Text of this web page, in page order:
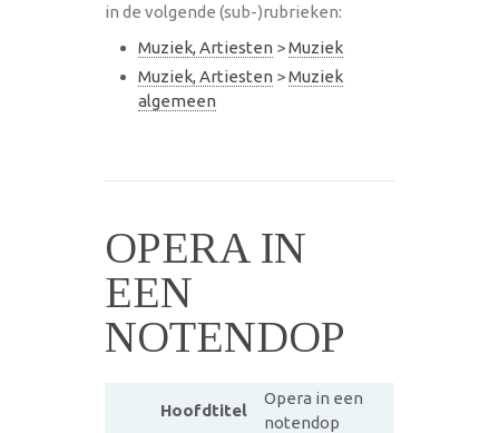
in de volgende (sub-)rubrieken:
Muziek, Artiesten >Muziek
Muziek, Artiesten >Muziek
algemeen
OPERA IN
EEN
NOTENDOP
Hoofdtitel
Opera in een
notendop